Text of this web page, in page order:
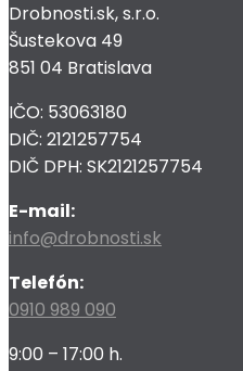
Drobnosti.sk, s.r.o.
Šustekova 49
851 04 Bratislava
IČO: 53063180
DIČ: 2121257754
DIČ DPH: SK2121257754
E-mail:
info@drobnosti.sk
Telefón:
0910 989 090
9:00 – 17:00 h.